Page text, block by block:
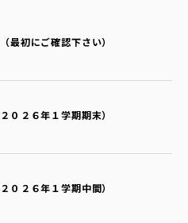
最初にご確認下さい）
０２６年１学期期末）
０２６年１学期中間）